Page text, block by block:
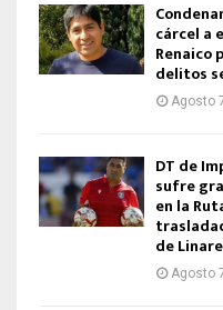
cárcel a
Renaico
delitos
Agosto
DT de
sufre
en la
de
Agosto